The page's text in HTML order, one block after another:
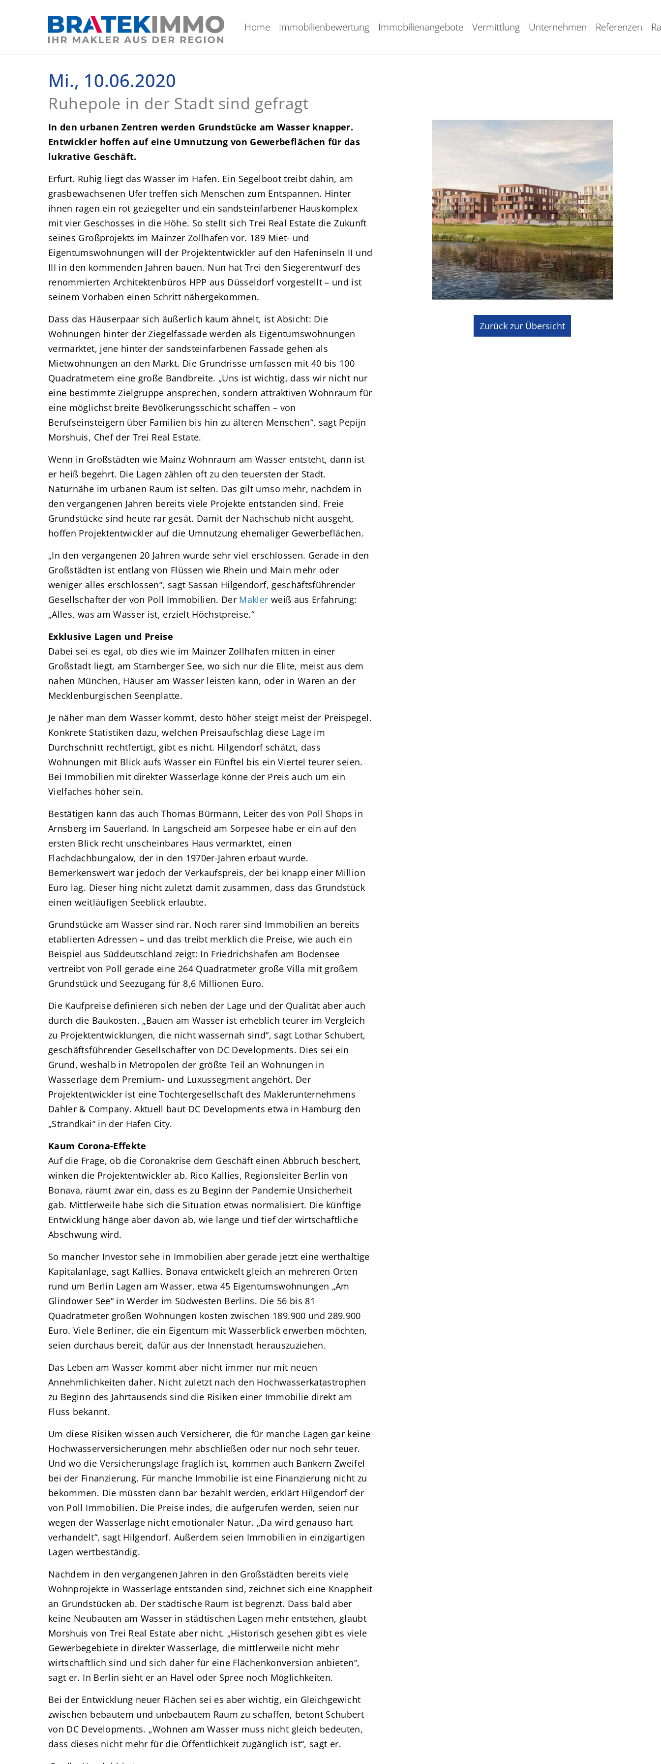
Home Immobilienbewertung Immobilienangebote Vermittlung Unternehmen Referenzen
Mi., 10.06.2020
Ruhepole in der Stadt sind gefragt
In den urbanen Zentren werden Grundstücke am Wasser knapper.
Entwickler hoffen auf eine Umnutzung von Gewerbeflächen für das
lukrative Geschäft.
Erfurt. Ruhig liegt das Wasser im Hafen. Ein Segelboot treibt dahin, am
grasbewachsenen Ufer treffen sich Menschen zum Entspannen. Hinter
ihnen ragen ein rot geziegelter und ein sandsteinfarbener Hauskomplex
mit vier Geschosses in die Höhe. So stellt sich Trei Real Estate die Zukunft
seines Großprojekts im Mainzer Zollhafen vor. 189 Miet- und
Eigentumswohnungen will der Projektentwickler auf den Hafeninseln II und
III in den kommenden Jahren bauen. Nun hat Trei den Siegerentwurf des
renommierten Architektenbüros HPP aus Düsseldorf vorgestellt – und ist
seinem Vorhaben einen Schritt nähergekommen.
Dass das Häuserpaar sich äußerlich kaum ähnelt, ist Absicht: Die
Wohnungen hinter der Ziegelfassade werden als Eigentumswohnungen
vermarktet, jene hinter der sandsteinfarbenen Fassade gehen als
Mietwohnungen an den Markt. Die Grundrisse umfassen mit 40 bis 100
Quadratmetern eine große Bandbreite. „Uns ist wichtig, dass wir nicht nur
eine bestimmte Zielgruppe ansprechen, sondern attraktiven Wohnraum für
eine möglichst breite Bevölkerungsschicht schaffen – von
Berufseinsteigern über Familien bis hin zu älteren Menschen“, sagt Pepijn
Morshuis, Chef der Trei Real Estate.
Wenn in Großstädten wie Mainz Wohnraum am Wasser entsteht, dann ist
er heiß begehrt. Die Lagen zählen oft zu den teuersten der Stadt.
Naturnähe im urbanen Raum ist selten. Das gilt umso mehr, nachdem in
den vergangenen Jahren bereits viele Projekte entstanden sind. Freie
Grundstücke sind heute rar gesät. Damit der Nachschub nicht ausgeht,
hoffen Projektentwickler auf die Umnutzung ehemaliger Gewerbeflächen.
„In den vergangenen 20 Jahren wurde sehr viel erschlossen. Gerade in den
Großstädten ist entlang von Flüssen wie Rhein und Main mehr oder
weniger alles erschlossen“, sagt Sassan Hilgendorf, geschäftsführender
Gesellschafter der von Poll Immobilien. Der Makler weiß aus Erfahrung:
„Alles, was am Wasser ist, erzielt Höchstpreise.“
Exklusive Lagen und Preise
Dabei sei es egal, ob dies wie im Mainzer Zollhafen mitten in einer
Großstadt liegt, am Starnberger See, wo sich nur die Elite, meist aus dem
nahen München, Häuser am Wasser leisten kann, oder in Waren an der
Mecklenburgischen Seenplatte.
Je näher man dem Wasser kommt, desto höher steigt meist der Preispegel.
Konkrete Statistiken dazu, welchen Preisaufschlag diese Lage im
Durchschnitt rechtfertigt, gibt es nicht. Hilgendorf schätzt, dass
Wohnungen mit Blick aufs Wasser ein Fünftel bis ein Viertel teurer seien.
Bei Immobilien mit direkter Wasserlage könne der Preis auch um ein
Vielfaches höher sein.
Bestätigen kann das auch Thomas Bürmann, Leiter des von Poll Shops in
Arnsberg im Sauerland. In Langscheid am Sorpesee habe er ein auf den
ersten Blick recht unscheinbares Haus vermarktet, einen
Flachdachbungalow, der in den 1970er-Jahren erbaut wurde.
Bemerkenswert war jedoch der Verkaufspreis, der bei knapp einer Million
Euro lag. Dieser hing nicht zuletzt damit zusammen, dass das Grundstück
einen weitläufigen Seeblick erlaubte.
Grundstücke am Wasser sind rar. Noch rarer sind Immobilien an bereits
etablierten Adressen – und das treibt merklich die Preise, wie auch ein
Beispiel aus Süddeutschland zeigt: In Friedrichshafen am Bodensee
vertreibt von Poll gerade eine 264 Quadratmeter große Villa mit großem
Grundstück und Seezugang für 8,6 Millionen Euro.
Die Kaufpreise definieren sich neben der Lage und der Qualität aber auch
durch die Baukosten. „Bauen am Wasser ist erheblich teurer im Vergleich
zu Projektentwicklungen, die nicht wassernah sind“, sagt Lothar Schubert,
geschäftsführender Gesellschafter von DC Developments. Dies sei ein
Grund, weshalb in Metropolen der größte Teil an Wohnungen in
Wasserlage dem Premium- und Luxussegment angehört. Der
Projektentwickler ist eine Tochtergesellschaft des Maklerunternehmens
Dahler & Company. Aktuell baut DC Developments etwa in Hamburg den
„Strandkai“ in der Hafen City.
Kaum Corona-Effekte
Auf die Frage, ob die Coronakrise dem Geschäft einen Abbruch beschert,
winken die Projektentwickler ab. Rico Kallies, Regionsleiter Berlin von
Bonava, räumt zwar ein, dass es zu Beginn der Pandemie Unsicherheit
gab. Mittlerweile habe sich die Situation etwas normalisiert. Die künftige
Entwicklung hänge aber davon ab, wie lange und tief der wirtschaftliche
Abschwung wird.
So mancher Investor sehe in Immobilien aber gerade jetzt eine werthaltige
Kapitalanlage, sagt Kallies. Bonava entwickelt gleich an mehreren Orten
rund um Berlin Lagen am Wasser, etwa 45 Eigentumswohnungen „Am
Glindower See“ in Werder im Südwesten Berlins. Die 56 bis 81
Quadratmeter großen Wohnungen kosten zwischen 189.900 und 289.900
Euro. Viele Berliner, die ein Eigentum mit Wasserblick erwerben möchten,
seien durchaus bereit, dafür aus der Innenstadt herauszuziehen.
Das Leben am Wasser kommt aber nicht immer nur mit neuen
Annehmlichkeiten daher. Nicht zuletzt nach den Hochwasserkatastrophen
zu Beginn des Jahrtausends sind die Risiken einer Immobilie direkt am
Fluss bekannt.
Um diese Risiken wissen auch Versicherer, die für manche Lagen gar keine
Hochwasserversicherungen mehr abschließen oder nur noch sehr teuer.
Und wo die Versicherungslage fraglich ist, kommen auch Bankern Zweifel
bei der Finanzierung. Für manche Immobilie ist eine Finanzierung nicht zu
bekommen. Die müssten dann bar bezahlt werden, erklärt Hilgendorf der
von Poll Immobilien. Die Preise indes, die aufgerufen werden, seien nur
wegen der Wasserlage nicht emotionaler Natur. „Da wird genauso hart
verhandelt“, sagt Hilgendorf. Außerdem seien Immobilien in einzigartigen
Lagen wertbeständig.
Nachdem in den vergangenen Jahren in den Großstädten bereits viele
Wohnprojekte in Wasserlage entstanden sind, zeichnet sich eine Knappheit
an Grundstücken ab. Der städtische Raum ist begrenzt. Dass bald aber
keine Neubauten am Wasser in städtischen Lagen mehr entstehen, glaubt
Morshuis von Trei Real Estate aber nicht. „Historisch gesehen gibt es viele
Gewerbegebiete in direkter Wasserlage, die mittlerweile nicht mehr
wirtschaftlich sind und sich daher für eine Flächenkonversion anbieten“,
sagt er. In Berlin sieht er an Havel oder Spree noch Möglichkeiten.
Bei der Entwicklung neuer Flächen sei es aber wichtig, ein Gleichgewicht
zwischen bebautem und unbebautem Raum zu schaffen, betont Schubert
von DC Developments. „Wohnen am Wasser muss nicht gleich bedeuten,
dass dieses nicht mehr für die Öffentlichkeit zugänglich ist“, sagt er.
Zurück zur Übersicht